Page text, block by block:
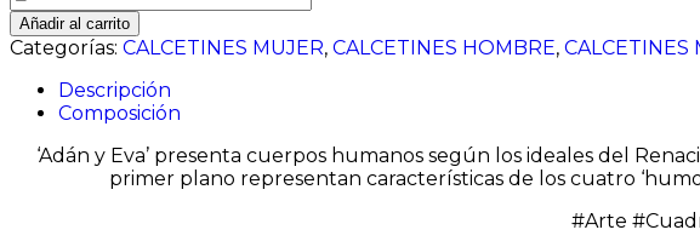
Dürer
-
The
(Adam
Añadir al carrito
Categorías: CALCETINES MUJER, CALCETINES HOMBRE, CALCETINES
Descripción
Composición
‘Adán y Eva’ presenta cuerpos humanos según los ideales del
primer plano representan características de los cuatro
#Arte